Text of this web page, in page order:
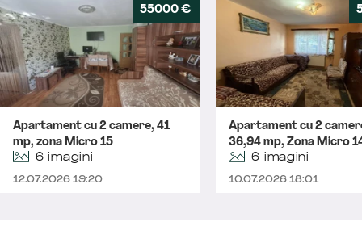
55000 €
Apartament cu 2 camere, 41
mp, zona Micro 15
6 imagini
12.07.2026 19:20
Apartament cu 2
36,94 mp, Zona Micro
6 imagini
10.07.2026 18:01